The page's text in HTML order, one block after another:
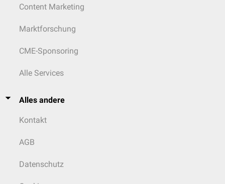
Content Marketing
Marktforschung
CME-Sponsoring
Alle Services
Alles andere
Kontakt
AGB
Datenschutz